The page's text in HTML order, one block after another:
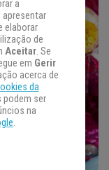
a
apresentar
elaborar
de
Aceitar. Se
em Gerir
acerca de
da
ser
na
.